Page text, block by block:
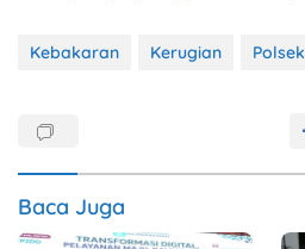
Kebakaran Kerugian Polsek
Baca Juga